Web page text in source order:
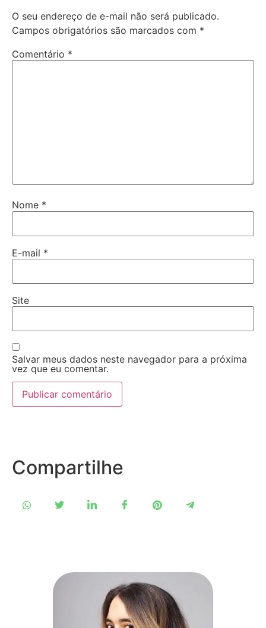
O seu endereço de e-mail não será publicado.
Campos obrigatórios são marcados com *
Comentário *
Nome *
E-mail *
Site
Salvar meus dados neste navegador para a próxima
vez que eu comentar.
Compartilhe